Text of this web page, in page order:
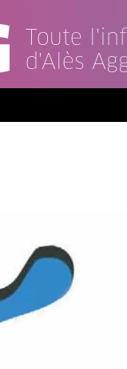
Toute
d'Alès